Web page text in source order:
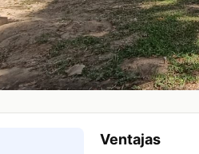
Ventajas